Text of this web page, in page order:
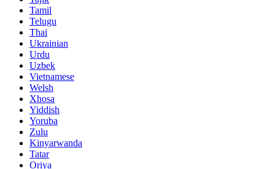
Tamil
Telugu
Thai
Ukrainian
Urdu
Uzbek
Vietnamese
Welsh
Xhosa
Yiddish
Yoruba
Zulu
Kinyarwanda
Tatar
Oriya